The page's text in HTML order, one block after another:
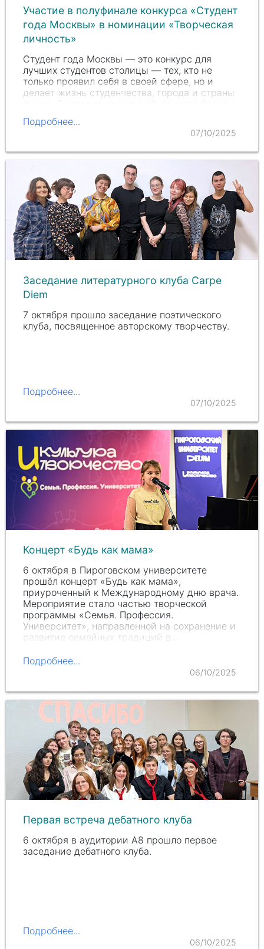
Участие в полуфинале конкурса «Студент
года Москвы» в номинации «Творческая
личность»
Студент года Москвы — это конкурс для
лучших студентов столицы — тех, кто не
только проявил себя в своей сфере, но и
делает жизнь студенчества, города и страны
наши…
Подробнее...
07/10/2025
Заседание литературного клуба Carpe
Diem
7 октября прошло заседание поэтического
клуба, посвященное авторскому творчеству.
Подробнее...
07/10/2025
Концерт «Будь как мама»
6 октября в Пироговском университете
прошёл концерт «Будь как мама»,
приуроченный к Международному дню врача.
Мероприятие стало частью творческой
программы «Семья. Профессия.
Университет», направленной на сохранение и
развитие семейных традиций в…
Подробнее...
06/10/2025
Первая встреча дебатного клуба
6 октября в аудитории А8 прошло первое
заседание дебатного клуба.
Подробнее...
06/10/2025